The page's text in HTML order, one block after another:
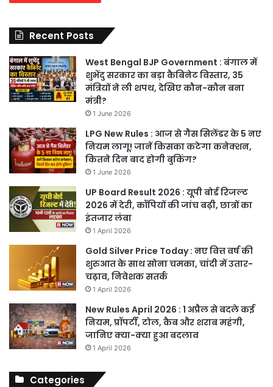
Recent Posts
West Bengal BJP Government : बंगाल में
शुभेंदु सरकार का बड़ा कैबिनेट विस्तार, 35
मंत्रियों ने ली शपथ, देखिए कौन-कौन बना
मंत्री?
1 June 2026
LPG New Rules : आज से गैस सिलेंडर के 5 नए
नियम लागू! जानें किसका कटेगा कनेक्शन,
कितने दिन बाद होगी बुकिंग?
1 June 2026
UP Board Result 2026 : यूपी बोर्ड रिजल्ट
2026 में देरी, कॉपियों की जांच बढ़ी, छात्रों का
इंतजार लंबा
1 April 2026
Gold Silver Price Today : नए वित्त वर्ष की
शुरुआत के साथ सोना चमका, चांदी में उतार-
चढ़ाव, निवेशक सतर्क
1 April 2026
New Rules April 2026 : 1 अप्रैल से बदले कई
नियम, प्रॉपर्टी, टोल, कैब और शराब महंगी,
जानिए क्या-क्या हुआ बदलाव
1 April 2026
Categories